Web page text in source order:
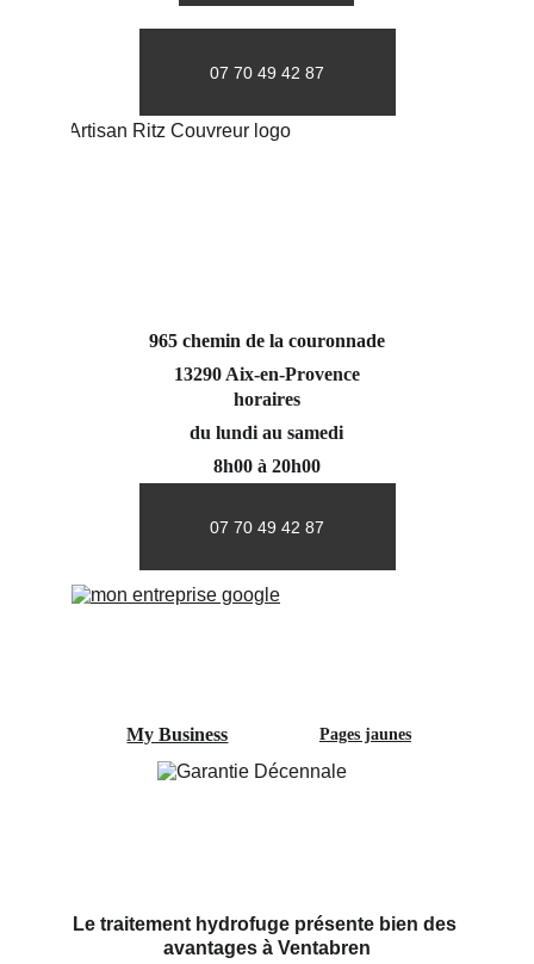
07 70 49 42 87
07 70 49 42 87
965 chemin de la couronnade
13290 Aix-en-Provence
horaires
du lundi au samedi
8h00 à 20h00
My Business Pages jaunes
Le traitement hydrofuge présente bien des
avantages à Ventabren